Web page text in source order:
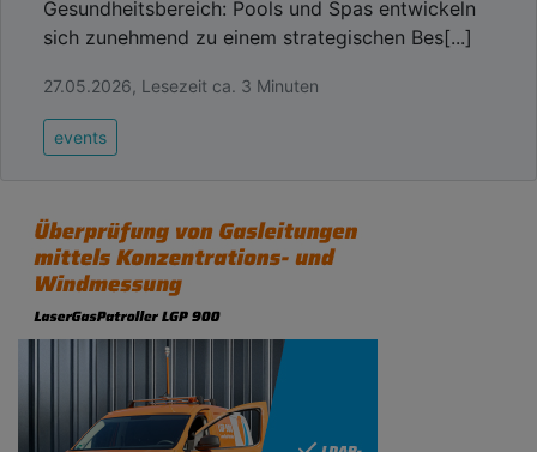
Gesundheitsbereich: Pools und Spas entwickeln
sich zunehmend zu einem strategischen Bes[...]
27.05.2026, Lesezeit ca. 3 Minuten
events